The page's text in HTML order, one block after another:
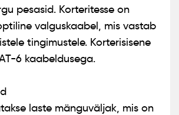
pesasid. Korteritesse on
valguskaabel, mis vastab
tingimustele. Korterisisene
6 kaabeldusega.
laste mänguväljak, mis on